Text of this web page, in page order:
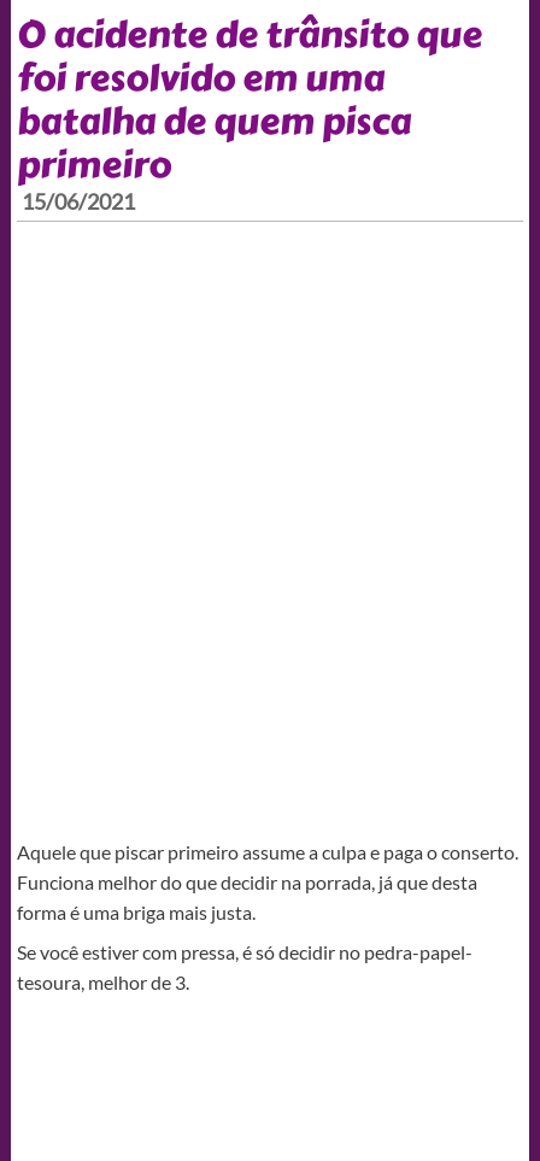
O acidente de trânsito que
foi resolvido em uma
batalha de quem pisca
primeiro
15/06/2021
Aquele que piscar primeiro assume a culpa e paga o conserto.
Funciona melhor do que decidir na porrada, já que desta
forma é uma briga mais justa.
Se você estiver com pressa, é só decidir no pedra-papel-
tesoura, melhor de 3.